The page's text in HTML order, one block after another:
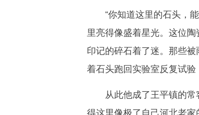
“你知道这里的石头，能
里亮得像盛着星光。这位
印记的碎石着了迷。那些
着石头跑回实验室反复试验
从此他成了王平镇的常
得这里像极了自己河北老